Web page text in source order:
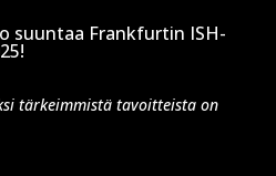
suuntaa Frankfurtin ISH-
tärkeimmistä tavoitteista on